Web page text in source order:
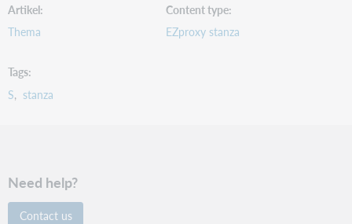
Artikel
Thema
Content type
EZproxy stanza
Tags
S
stanza
Need help?
Contact us